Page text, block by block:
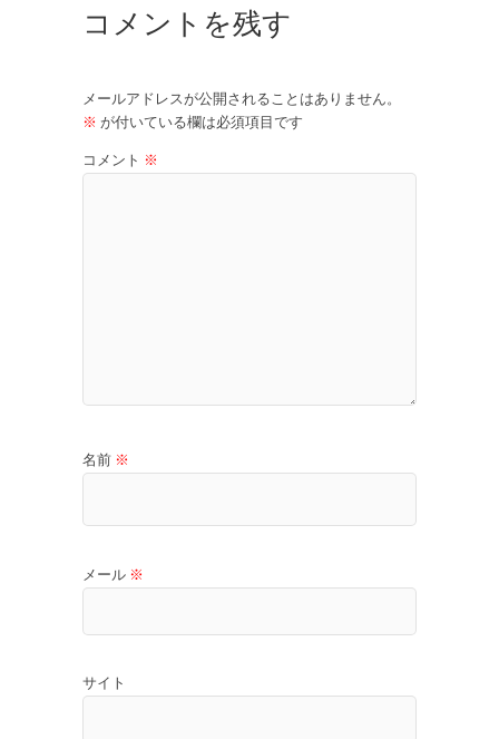
コメントを残す
メールアドレスが公開されることはありません。
※ が付いている欄は必須項目です
コメント ※
名前 ※
メール ※
サイト